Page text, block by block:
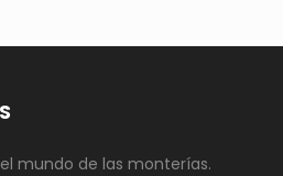
mundo de las monterías.